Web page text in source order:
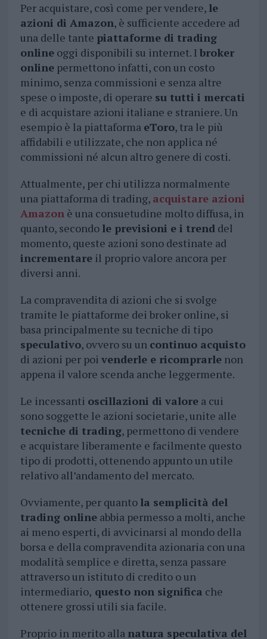
Per acquistare, così come per vendere, le
azioni di Amazon, è sufficiente accedere ad
una delle tante piattaforme di trading
onlineoggi disponibili su internet. I broker
onlinepermettono infatti, con un costo
minimo, senza commissioni e senza altre
spese o imposte, di operare su tutti i mercati
e di acquistare azioni italiane e straniere. Un
esempio è la piattaforma eToro, tra le più
affidabili e utilizzate, che non applica né
commissioni né alcun altro genere di costi.
Attualmente, per chi utilizza normalmente
una piattaforma di trading, acquistare azioni
Amazonè una consuetudine molto diffusa, in
quanto, secondo le previsioni e i trenddel
momento, queste azioni sono destinate ad
incrementareil proprio valore ancora per
diversi anni.
La compravendita di azioni che si svolge
tramite le piattaforme dei broker online, si
basa principalmente su tecniche di tipo
speculativo, ovvero su un continuo acquisto
di azioni per poi venderle e ricomprarlenon
appena il valore scenda anche leggermente.
Le incessanti oscillazioni di valorea cui
sono soggette le azioni societarie, unite alle
tecniche di trading, permettono di vendere
e acquistare liberamente e facilmente questo
tipo di prodotti, ottenendo appunto un utile
relativo all’andamento del mercato.
Ovviamente, per quanto la semplicità del
trading onlineabbia permesso a molti, anche
ai meno esperti, di avvicinarsi al mondo della
borsa e della compravendita azionaria con una
modalità semplice e diretta, senza passare
attraverso un istituto di credito o un
intermediario, questo non significa che
ottenere grossi utili sia facile.
Proprio in merito alla natura speculativa del